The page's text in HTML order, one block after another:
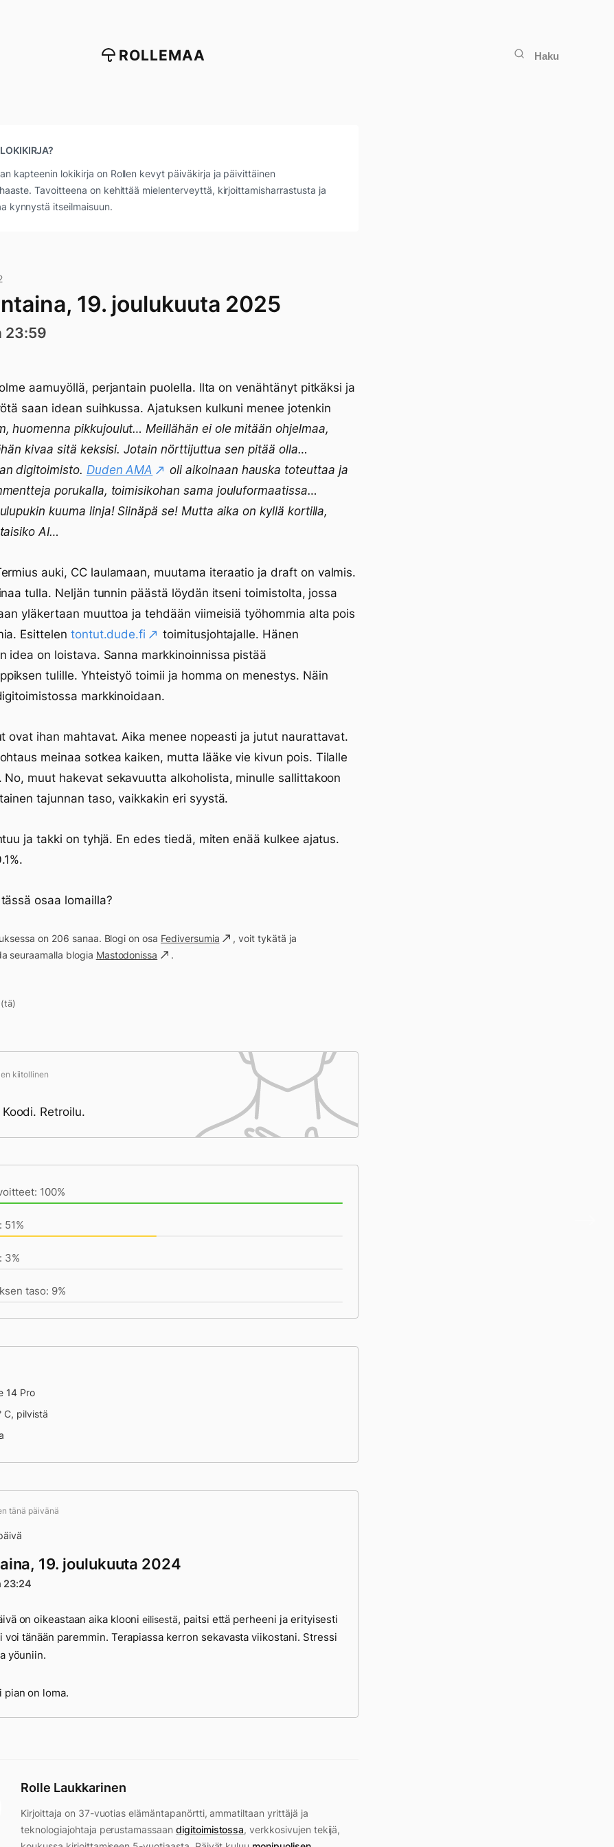
ROLLEMAA Haku
kapteenin lokikirja on Rollen kevyt päiväkirja ja päivittäinen
Tavoitteena on kehittää mielenterveyttä, kirjoittamisharrastusta ja
kynnystä itseilmaisuun.
19. joulukuuta 2025
23:59
aamuyöllä, perjantain puolella. Ilta on venähtänyt pitkäksi ja
saan idean suihkussa. Ajatuksen kulkuni menee jotenkin
huomenna pikkujoulut… Meillähän ei ole mitään ohjelmaa,
kivaa sitä keksisi. Jotain nörttijuttua sen pitää olla…
digitoimisto. Duden AMA
oli aikoinaan hauska toteuttaa ja
porukalla, toimisikohan sama jouluformaatissa…
kuuma linja! Siinäpä se! Mutta aika on kyllä kortilla,
AI…
auki, CC laulamaan, muutama iteraatio ja draft on valmis.
tulla. Neljän tunnin päästä löydän itseni toimistolta, jossa
yläkertaan muuttoa ja tehdään viimeisiä työhommia alta pois
Esittelen tontut.dude.fi
toimitusjohtajalle. Hänen
idea on loistava. Sanna markkinoinnissa pistää
tulille. Yhteistyö toimii ja homma on menestys. Näin
markkinoidaan.
ovat ihan mahtavat. Aika menee nopeasti ja jutut naurattavat.
meinaa sotkea kaiken, mutta lääke vie kivun pois. Tilalle
No, muut hakevat sekavuutta alkoholista, minulle sallittakoon
tajunnan taso, vaikkakin eri syystä.
ja takki on tyhjä. En edes tiedä, miten enää kulkee ajatus.
osaa lomailla?
on 206 sanaa. Blogi on osa Fediversumia
, voit tykätä ja
seuraamalla blogia Mastodonissa .
kiitollinen
Koodi. Retroilu.
100%
51%
3%
taso: 9%
14 Pro
C, pilvistä
tänä päivänä
19. joulukuuta 2024
23:24
on oikeastaan aika kloonieilisestä, paitsi että perheeni ja erityisesti
voi tänään paremmin. Terapiassa kerron sekavasta viikostani. Stressi
yöuniin.
pian on loma.
Rolle Laukkarinen
Kirjoittaja on 37-vuotias elämäntapanörtti, ammatiltaan yrittäjä ja
teknologiajohtaja perustamassaan digitoimistossa, verkkosivujen tekijä,